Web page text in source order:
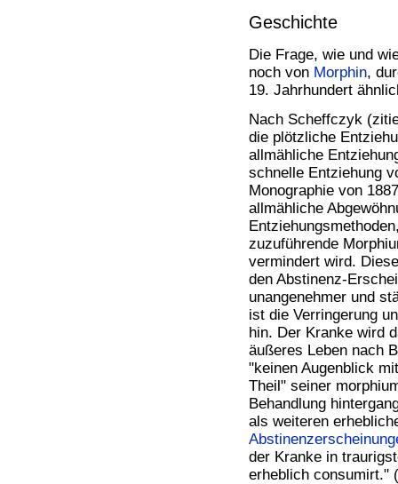
Geschichte
Die Frage, wie und
noch von Morphin,
19. Jahrhundert
Nach Scheffczyk
die plötzliche
allmähliche
schnelle Entziehung
Monographie von
allmähliche
zuzuführende
vermindert wird.
den Abstinenz-
unangenehmer und
ist die Verringerung
hin. Der Kranke wird
äußeres Leben nach
"keinen Augenblick
Theil" seiner
Behandlung
als weiteren
der Kranke in
erheblich consumirt."